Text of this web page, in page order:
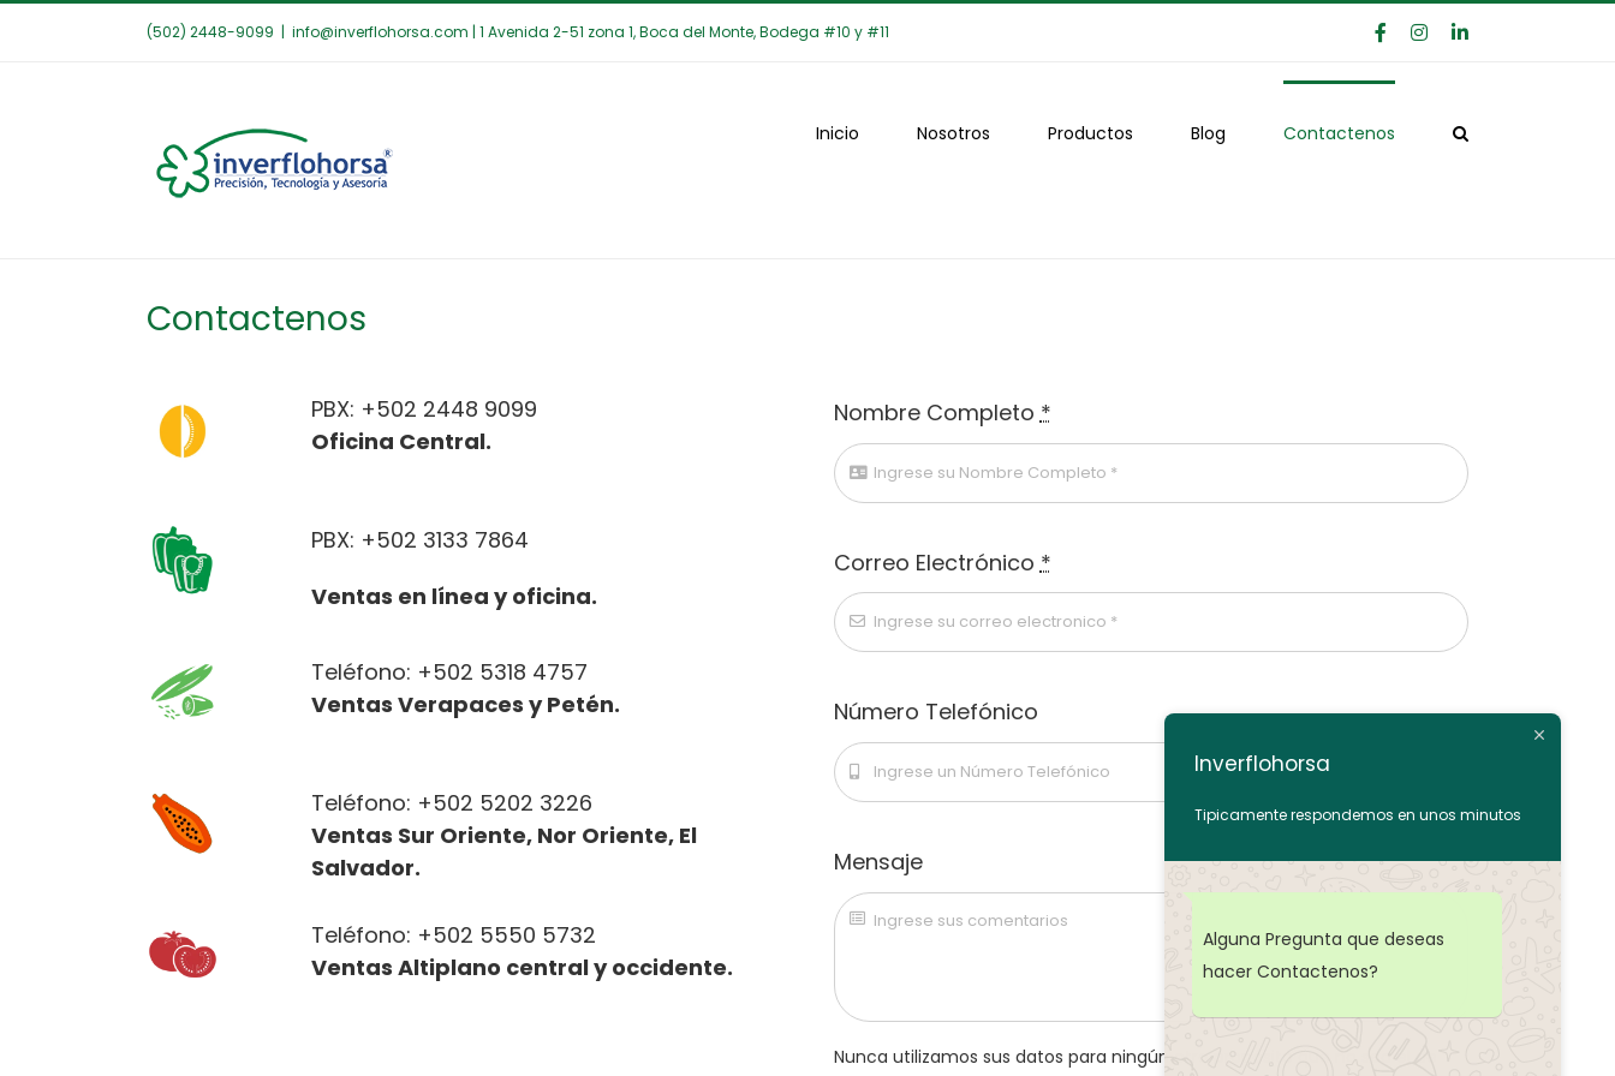
(502) 2448-9099 | info@inverflohorsa.com | 1 Avenida 2-51 zona 1, Boca del Monte, Bodega #10 y #11 FacebookInstagramLinkedIn
Inicio Nosotros Productos Blog Contactenos
Contactenos
PBX: +502 2448 9099
Oficina Central.
PBX: +502 3133 7864
Ventas en línea y oficina.
Teléfono: +502 5318 4757
Ventas Verapaces y Petén.
Teléfono: +502 5202 3226
Ventas Sur Oriente, Nor Oriente, El
Salvador.
Teléfono: +502 5550 5732
Ventas Altiplano central y occidente.
Nombre Completo*
Correo Electrónico *
Número Telefónico
Mensaje
Nunca utilizamos sus datos para ningún otro propósito que no sea el de
Inverflohorsa
Tipicamente respondemos en unos minutos
Alguna Pregunta que deseas
hacer Contactenos?